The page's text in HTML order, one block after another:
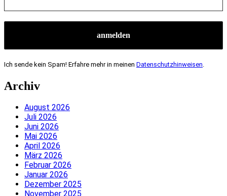
Ich sende kein Spam! Erfahre mehr in meinen Datenschutzhinweisen
Archiv
August 2026
Juli 2026
Juni 2026
Mai 2026
April 2026
März 2026
Februar 2026
Januar 2026
Dezember 2025
November 2025